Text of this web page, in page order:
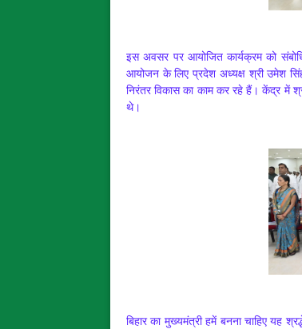
इस अवसर पर आयोजित कार्यक्रम को
आयोजन के लिए प्रदेश अध्यक्ष श्री उमेश
निरंतर विकास का काम कर रहे हैं। केंद्र में
थे।
बिहार का मुख्यमंत्री हमें बनना चाहिए यह